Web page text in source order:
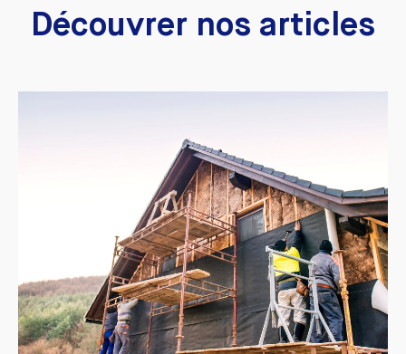
Découvrer nos articles